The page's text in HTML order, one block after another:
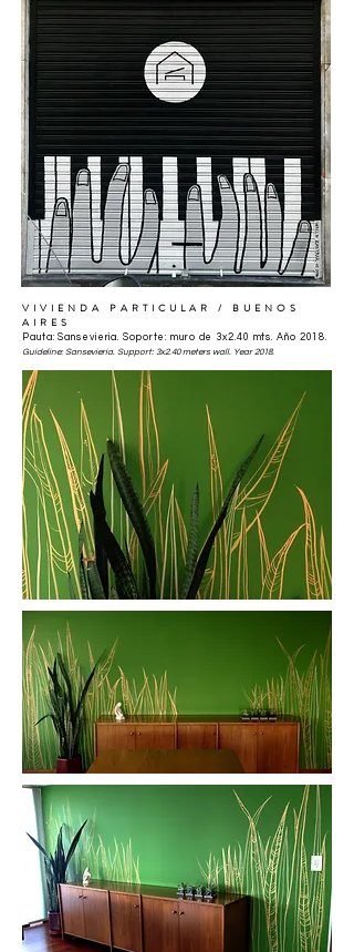
VIVIENDA PARTICULAR / BUENOS
AIRES
Pauta: Sansevieria. Soporte: muro de 3x2.40 mts. Año 2018.
Guideline: Sansevieria. Support: 3x2.40 meters wall. Year 2018.